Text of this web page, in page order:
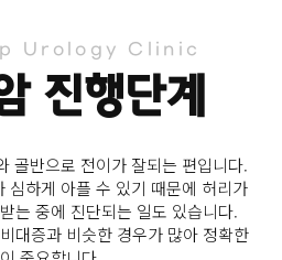
Urology Clinic
진행단계
골반으로 전이가 잘되는 편입니다.
심하게 아플 수 있기 때문에 허리가
는 중에 진단되는 일도 있습니다.
대증과 비슷한 경우가 많아 정확한